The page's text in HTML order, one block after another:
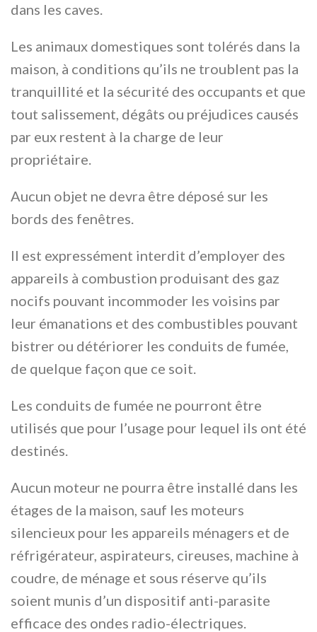
dans les caves.
Les animaux domestiques sont tolérés dans la
maison, à conditions qu’ils ne troublent pas la
tranquillité et la sécurité des occupants et que
tout salissement, dégâts ou préjudices causés
par eux restent à la charge de leur
propriétaire.
Aucun objet ne devra être déposé sur les
bords des fenêtres.
Il est expressément interdit d’employer des
appareils à combustion produisant des gaz
nocifs pouvant incommoder les voisins par
leur émanations et des combustibles pouvant
bistrer ou détériorer les conduits de fumée,
de quelque façon que ce soit.
Les conduits de fumée ne pourront être
utilisés que pour l’usage pour lequel ils ont été
destinés.
Aucun moteur ne pourra être installé dans les
étages de la maison, sauf les moteurs
silencieux pour les appareils ménagers et de
réfrigérateur, aspirateurs, cireuses, machine à
coudre, de ménage et sous réserve qu’ils
soient munis d’un dispositif anti-parasite
efficace des ondes radio-électriques.